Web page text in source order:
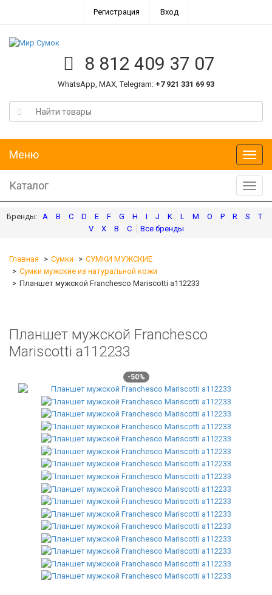
Регистрация Вход
8 812 409 37 07
WhatsApp, MAX, Telegram: +7 921 331 69 93
Меню
Меню
Каталог
A B C D E F G H I J K L M O P R S
T
V
X В С
Главная Сумки
СУМКИ МУЖСКИЕ
Сумки мужские из натуральной кожи
Планшет мужской Franchesco Mariscotti а112233
Планшет мужской Franchesco
Mariscotti а112233
-50%